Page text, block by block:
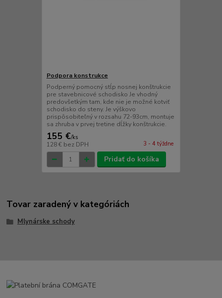
Podpora konstrukce
Podperný pomocný stĺp nosnej konštrukcie
pre stavebnicové schodisko Je vhodný
predovšetkým tam, kde nie je možné kotviť
schodisko do steny. Je výškovo
prispôsobiteľný v rozsahu 72-93cm, montuje
sa zhruba v prvej tretine dĺžky konštrukcie.
155 €/ks
128 € bez DPH 3 - 4 týždne
Pridať do košíka
Tovar zaradený v kategóriách
Mlynárske schody